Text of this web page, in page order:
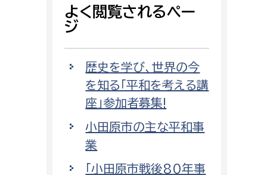
よく閲覧されるペー
ジ
歴史を学び、世界の今
を知る「平和を考える講
座」参加者募集!
小田原市の主な平和事
業
「小田原市戦後80年事